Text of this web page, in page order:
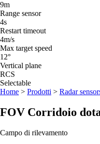
9m
Range sensor
4s
Restart timeout
4m/s
Max target speed
12°
Vertical plane
RCS
Selectable
Home > Prodotti > Radar
FOV Corridoio
Campo di rilevamento